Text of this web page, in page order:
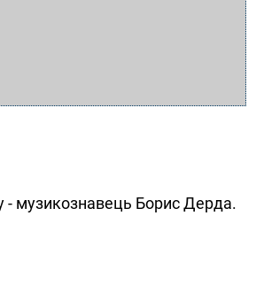
- музикознавець Борис Дерда.